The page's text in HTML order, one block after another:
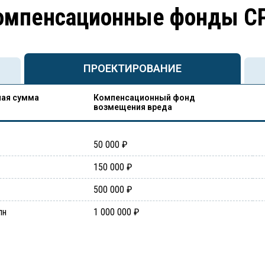
фонды
ПРОЕКТИРОВАНИЕ
сумма
Компенсационный фонд
возмещения вреда
50 000 ₽
150 000 ₽
500 000 ₽
1 000 000 ₽